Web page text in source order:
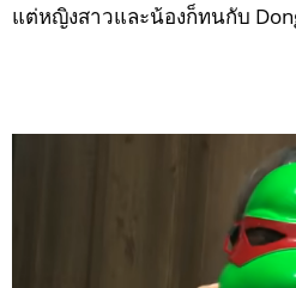
แต่หญิงสาวและน้องก็ทนกับ